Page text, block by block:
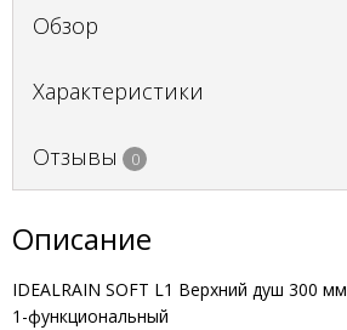
Обзор
Характеристики
Отзывы 0
Описание
IDEALRAIN SOFT L1 Верхний душ 300 мм
1-функциональный